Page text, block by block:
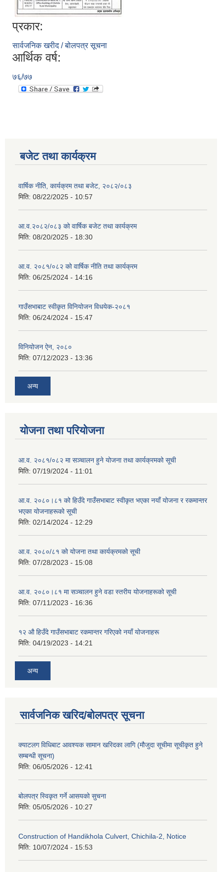
प्रकार:
सार्वजनिक खरीद / बोलपत्र सूचना
आर्थिक वर्ष:
७६/७७
बजेट तथा कार्यक्रम
वार्षिक नीति, कार्यक्रम तथा बजेट, २०८२/०८३
मिति: 08/22/2025 - 10:57
आ.व.२०८२/०८३ को वार्षिक बजेट तथा कार्यक्रम
मिति: 08/20/2025 - 18:30
आ.व. २०८१/०८२ को वार्षिक नीति तथा कार्यक्रम
मिति: 06/25/2024 - 14:16
गाउँसभाबाट स्वीकृत विनियोजन विधयेक-२०८१
मिति: 06/24/2024 - 15:47
विनियोजन ऐन, २०८०
मिति: 07/12/2023 - 13:36
अन्य
योजना तथा परियोजना
आ.व. २०८१/०८२ मा सञ्चालन हुने योजना तथा कार्यक्रमको सूची
मिति: 07/19/2024 - 11:01
आ.व. २०८०।८१ को हिउँदे गाउँसभाबाट स्वीकृत भएका नयाँ योजना र रकमान्तर
भएका योजनाहरूको सूची
मिति: 02/14/2024 - 12:29
आ.व. २०८०/८१ को योजना तथा कार्यक्रमको सूची
मिति: 07/28/2023 - 15:08
आ.व. २०८०।८१ मा सञ्चालन हुने वडा स्तरीय योजनाहरूको सूची
मिति: 07/11/2023 - 16:36
१२ औ हिउँदे गाउँसभाबाट रकमान्तर गरिएको नयाँ योजनाहरू
मिति: 04/19/2023 - 14:21
अन्य
सार्वजनिक खरिद/बोलपत्र सूचना
क्याटलग विधिबाट आवश्यक सामान खरिदका लागि (मौजुदा सूचीमा सूचीकृत हुने
सम्बन्धी सूचना)
मिति: 06/05/2026 - 12:41
बोलपत्र स्विकृत गर्ने आसयको सुचना
मिति: 05/05/2026 - 10:27
Construction of Handikhola Culvert, Chichila-2, Notice
मिति: 10/07/2024 - 15:53